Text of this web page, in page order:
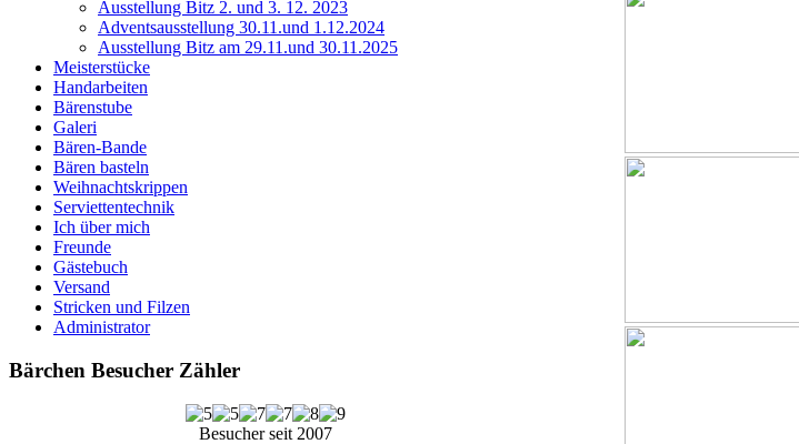
Ausstellung Bitz 2. und 3. 12. 2023
Adventsausstellung 30.11.und 1.12.2024
Ausstellung Bitz am 29.11.und 30.11.2025
Meisterstücke
Handarbeiten
Bärenstube
Galeri
Bären-Bande
Bären basteln
Weihnachtskrippen
Serviettentechnik
Ich über mich
Freunde
Gästebuch
Versand
Stricken und Filzen
Administrator
Bärchen Besucher Zähler
Besucher seit 2007